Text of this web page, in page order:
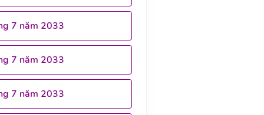
7 năm 2033
7 năm 2033
7 năm 2033